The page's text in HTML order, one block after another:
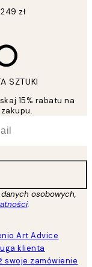
zł
SZTUKI
15% rabatu na
osobowych,
.
Art Advice
klienta
swoje zamówienie